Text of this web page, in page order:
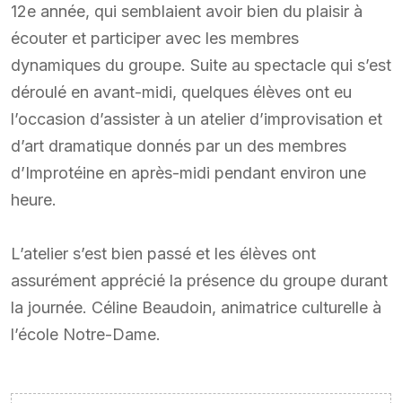
12e année, qui semblaient avoir bien du plaisir à
écouter et participer avec les membres
dynamiques du groupe. Suite au spectacle qui s’est
déroulé en avant-midi, quelques élèves ont eu
l’occasion d’assister à un atelier d’improvisation et
d’art dramatique donnés par un des membres
d’Improtéine en après-midi pendant environ une
heure.
L’atelier s’est bien passé et les élèves ont
assurément apprécié la présence du groupe durant
la journée. Céline Beaudoin, animatrice culturelle à
l’école Notre-Dame.